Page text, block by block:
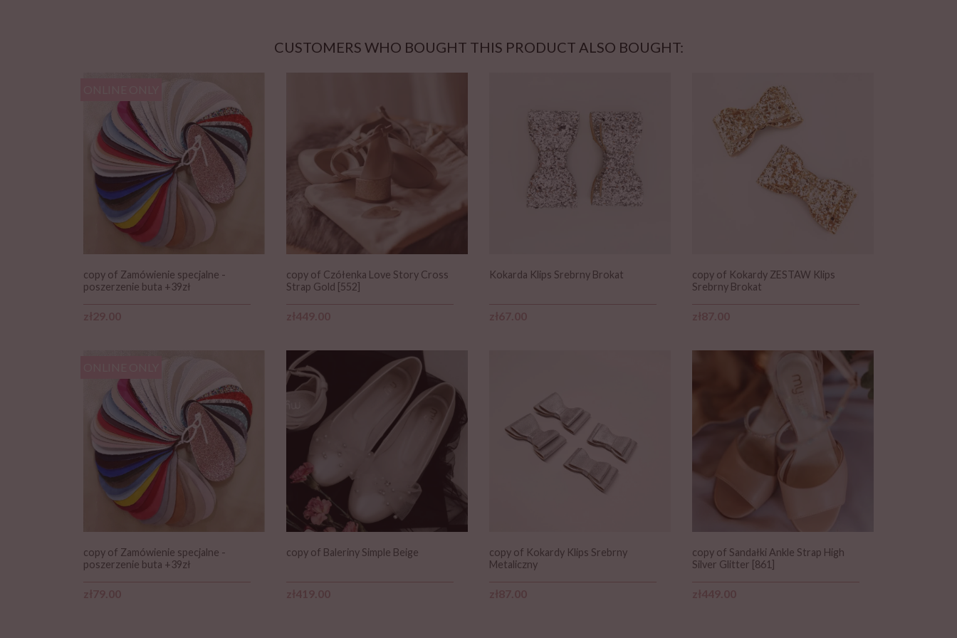
CUSTOMERS WHO BOUGHT THIS PRODUCT ALSO BOUGHT:
copy of Zamówienie specjalne -
poszerzenie buta +39zł
copy of Czółenka Love Story Cross
Strap Gold [552]
Kokarda Klips Srebrny Brokat
copy of Kokardy ZESTAW Klips
Srebrny Brokat
copy of Zamówienie specjalne -
poszerzenie buta +39zł
copy of Baleriny Simple Beige
copy of Kokardy Klips Srebrny
Metaliczny
copy of Sandałki Ankle Strap High
Silver Glitter [861]